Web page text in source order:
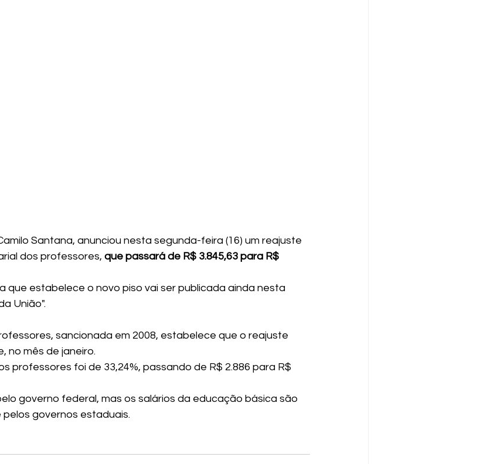
Santana, anunciou nesta segunda-feira (16) um reajuste
dos professores, que passará de R$ 3.845,63 para R$
que estabelece o novo piso vai ser publicada ainda nesta
União".
sancionada em 2008, estabelece que o reajuste
no mês de janeiro.
professores foi de 33,24%, passando de R$ 2.886 para R$
governo federal, mas os salários da educação básica são
governos estaduais.